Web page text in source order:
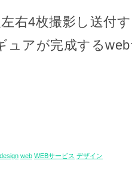
右4枚撮影し送付
ュアが完成する
design web WEBサービス デザイン